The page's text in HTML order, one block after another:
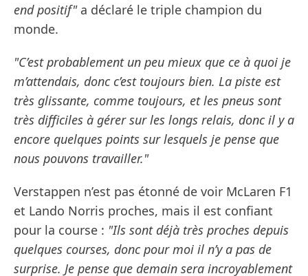
end positif" a déclaré le triple champion du
monde.
"C’est probablement un peu mieux que ce à quoi je
m’attendais, donc c’est toujours bien. La piste est
très glissante, comme toujours, et les pneus sont
très difficiles à gérer sur les longs relais, donc il y a
encore quelques points sur lesquels je pense que
nous pouvons travailler."
Verstappen n’est pas étonné de voir McLaren F1
et Lando Norris proches, mais il est confiant
pour la course : "Ils sont déjà très proches depuis
quelques courses, donc pour moi il n’y a pas de
surprise. Je pense que demain sera incroyablement